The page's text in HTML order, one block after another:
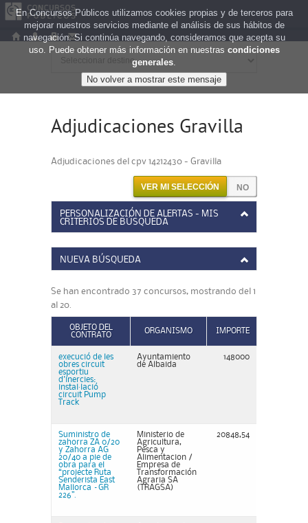
Adjudicaciones Gravilla
Adjudicaciones del cpv 14212430 - Gravilla
VER MI SELECCIÓN
PERSONALIZACIÓN DE ALERTAS - MIS
CRITERIOS DE BÚSQUEDA
NUEVA BÚSQUEDA
Se han encontrado 37 concursos, mostrando del 1
al 20.
OBJETO DEL
CONTRATO
ORGANISMO IMPORTE
execució de les
obres circuit
esportiu
d'inercies:
instal·lació
circuit Pump
Track
Ayuntamiento
de Albaida
148000
Suministro de
zahorra ZA 0/20
y Zahorra AG
20/40 a pie de
obra para el
“projecte Ruta
Senderista East
Mallorca –GR
226”.
Ministerio de
Agricultura,
Pesca y
Alimentacion /
Empresa de
Transformación
Agraria SA
(TRAGSA)
20848,54
En Concursos Públicos utilizamos cookies propias y de terceros para
mejorar nuestros servicios mediante el análisis de sus hábitos de
navegación. Si continúa navegando, consideramos que acepta su
uso. Puede obtener más información en nuestras condiciones
generales.